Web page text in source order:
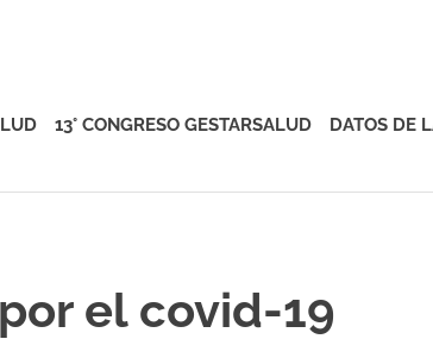
13° CONGRESO GESTARSALUD DATOS DE
el covid-19